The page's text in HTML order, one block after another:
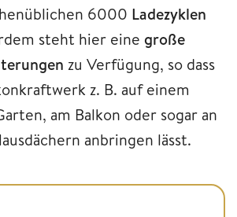
6000 Ladezyklen
steht hier eine große
zu Verfügung, so dass
z. B. auf einem
am Balkon oder sogar an
anbringen lässt.